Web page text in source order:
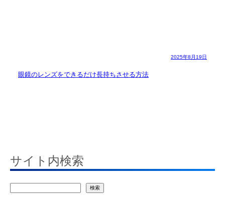
2025年8月19日
眼鏡のレンズをできるだけ長持ちさせる方法
サイト内検索
検索